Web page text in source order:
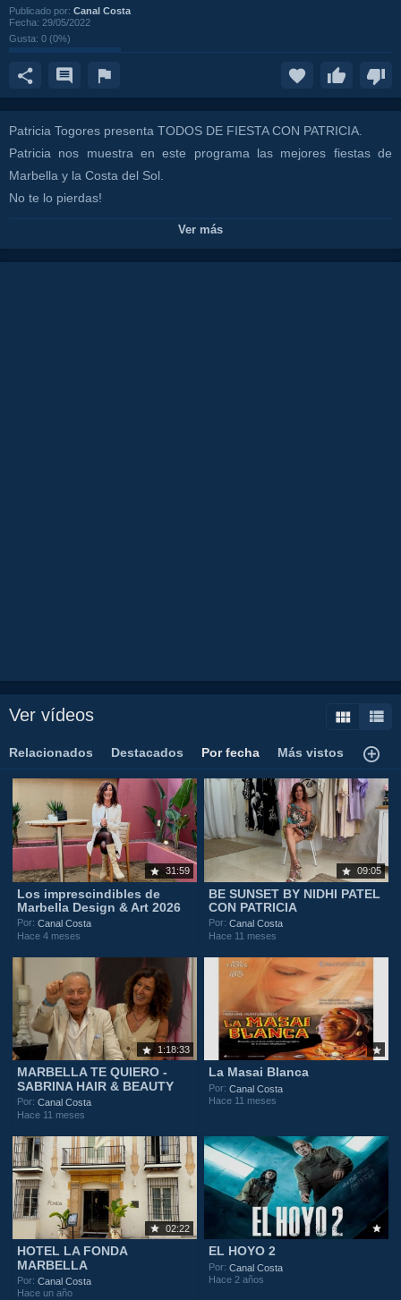
Publicado por: Canal Costa
Fecha: 29/05/2022
Gusta: 0 (0%)
Patricia Togores presenta TODOS DE FIESTA CON PATRICIA.
Patricia nos muestra en este programa las mejores fiestas de
Marbella y la Costa del Sol.
No te lo pierdas!
Ver más
Ver vídeos
Relacionados Destacados Por fecha Más vistos
31:59
Los imprescindibles de
Marbella Design & Art 2026
Por:Canal Costa
Hace 4 meses
09:05
BE SUNSET BY NIDHI PATEL
CON PATRICIA
Por:Canal Costa
Hace 11 meses
1:18:33
MARBELLA TE QUIERO -
SABRINA HAIR & BEAUTY
Por:Canal Costa
Hace 11 meses
La Masai Blanca
Por:Canal Costa
Hace 11 meses
02:22
HOTEL LA FONDA
MARBELLA
Por:Canal Costa
Hace un año
EL HOYO 2
Por:Canal Costa
Hace 2 años